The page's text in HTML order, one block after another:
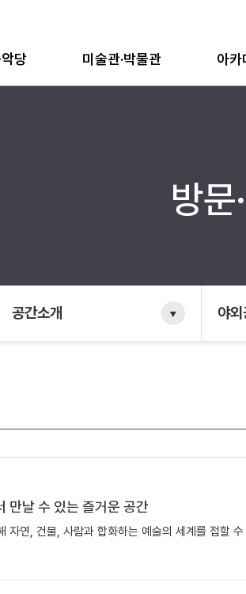
당 미술관·박물관 아카
방문
공간소개 야
만날 수 있는 즐거운 공간
자연, 건물, 사람과 합화하는 예술의 세계를 접할